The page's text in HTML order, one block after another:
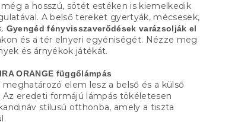
még a hosszú, sötét estéken is kiemelkedik
A belső tereket gyertyák, mécsesek,
Gyengéd fényvisszaverődések varázsolják el
és a tér elnyeri egyéniségét. Nézze meg
és árnyékok játékát.
ORANGE függőlámpás
meghatározó elem lesz a belső és a külső
eredeti formájú lámpás tökéletesen
stílusú otthonba, amely a tiszta